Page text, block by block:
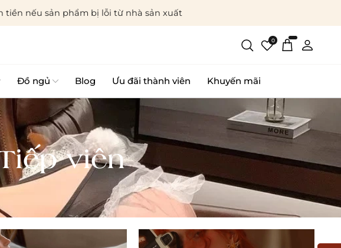
tiền nếu sản phẩm bị lỗi từ nhà sản xuất
0
Đồ ngủ Blog Ưu đãi thành viên Khuyến mãi
viên